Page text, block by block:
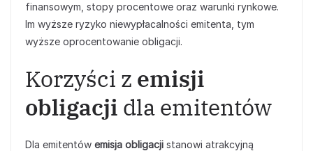
finansowym, stopy procentowe oraz warunki rynkowe.
Im wyższe ryzyko niewypłacalności emitenta, tym
wyższe oprocentowanie obligacji.
Korzyści z emisji
obligacji dla emitentów
Dla emitentów emisja obligacji stanowi atrakcyjną